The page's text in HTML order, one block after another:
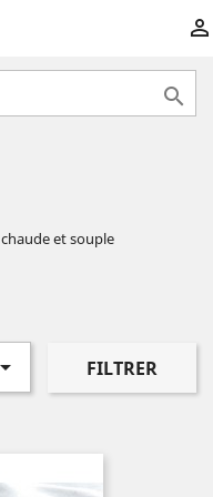


et souple
 FILTRER